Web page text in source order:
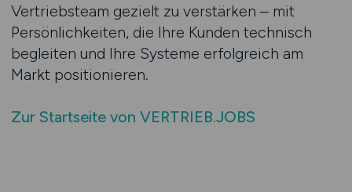
Vertriebsteam gezielt zu verstärken – mit
Persönlichkeiten, die Ihre Kunden technisch
begleiten und Ihre Systeme erfolgreich am
Markt positionieren.
Zur Startseite von VERTRIEB.JOBS